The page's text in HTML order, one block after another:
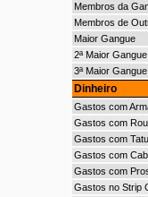
Membros da
Membros de
Maior Gangue
2ª Maior Gangue
3ª Maior Gangue
Dinheiro
Gastos com
Gastos com
Gastos com
Gastos com
Gastos com
Gastos no Strip